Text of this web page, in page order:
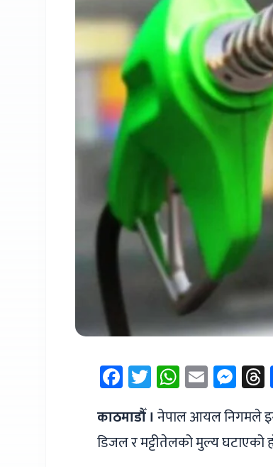
Facebook
TwitterEmail
काठमाडौँ । नेपाल आयल निगमले
डिजल र मट्टीतेलको मुल्य घटाएको